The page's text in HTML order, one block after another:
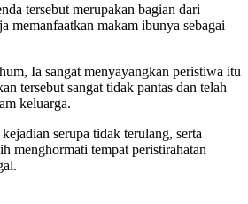
tersebut merupakan bagian dari
memanfaatkan makam ibunya sebagai
Ia sangat menyayangkan peristiwa itu
tersebut sangat tidak pantas dan telah
keluarga.
serupa tidak terulang, serta
menghormati tempat peristirahatan